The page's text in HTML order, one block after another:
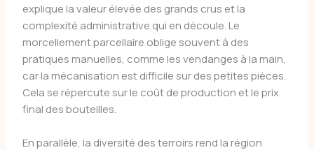
explique la valeur élevée des grands crus et la
complexité administrative qui en découle. Le
morcellement parcellaire oblige souvent à des
pratiques manuelles, comme les vendanges à la main,
car la mécanisation est difficile sur des petites pièces.
Cela se répercute sur le coût de production et le prix
final des bouteilles.
En parallèle, la diversité des terroirs rend la région